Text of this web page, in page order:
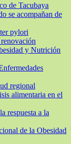
de Tacubaya
se acompañan de
pylori
y Nutrición
regional
alimentaria en el
respuesta a la
de la Obesidad